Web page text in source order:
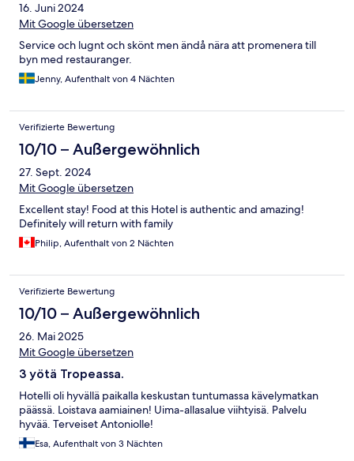
16. Juni 2024
Mit Google übersetzen
Service och lugnt och skönt men ändå nära att promenera till
byn med restauranger.
Jenny, Aufenthalt von 4 Nächten
Verifizierte Bewertung
10/10 – Außergewöhnlich
27. Sept. 2024
Mit Google übersetzen
Excellent stay! Food at this Hotel is authentic and amazing!
Definitely will return with family
Philip, Aufenthalt von 2 Nächten
Verifizierte Bewertung
10/10 – Außergewöhnlich
26. Mai 2025
Mit Google übersetzen
3 yötä Tropeassa.
Hotelli oli hyvällä paikalla keskustan tuntumassa kävelymatkan
päässä. Loistava aamiainen! Uima-allasalue viihtyisä. Palvelu
hyvää. Terveiset Antoniolle!
Esa, Aufenthalt von 3 Nächten